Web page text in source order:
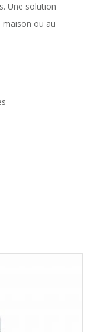
Une solution
maison ou au